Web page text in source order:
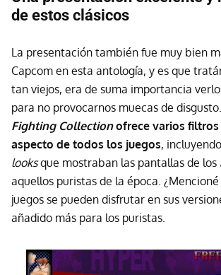
de estos clásicos
La presentación también fue muy bien
Capcom en esta antología, y es que
tan viejos, era de suma importancia
para no provocarnos muecas de disgusto.
Fighting Collectionofrece varios filtros
aspecto de todos los juegos,
looksque mostraban las pantallas de los
aquellos puristas de la época.
juegos se pueden disfrutar en sus
añadido más para los puristas.